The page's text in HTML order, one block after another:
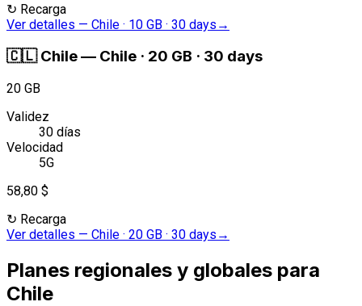
↻ Recarga
Ver detalles — Chile · 10 GB · 30 days →
🇨🇱 Chile— Chile · 20 GB · 30 days
20 GB
Validez
30 días
Velocidad
5G
58,80 $
↻ Recarga
Ver detalles — Chile · 20 GB · 30 days →
Planes regionales y globales para
Chile